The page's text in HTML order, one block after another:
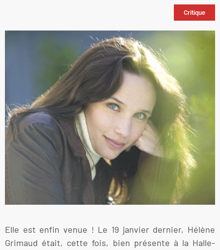
Critique
Elle est enfin venue ! Le 19 janvier dernier, Hélène
Grimaud était, cette fois, bien présente à la Halle-